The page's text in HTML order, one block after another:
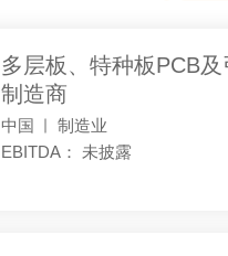
多层板、特种板PCB
制造商
中国
制造业
EBITDA：
未披露